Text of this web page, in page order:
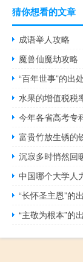
猜你想看的文章
成语举人攻略
魔兽仙魔劫攻略
“百年世事”的出
水果的增值税税
今年各省高考专
富贵竹放生锈的
沉寂多时悄然回
中国哪个大学人
“长怀圣主恩”的
“主敬为根本”的